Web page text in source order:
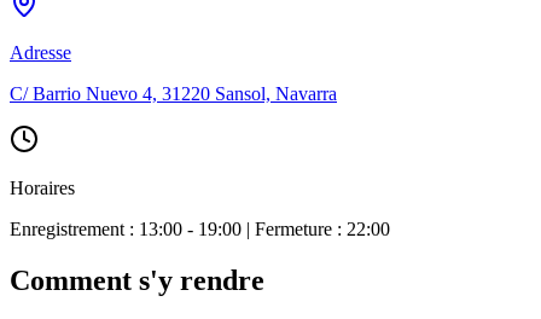
Adresse
C/ Barrio Nuevo 4, 31220 Sansol, Navarra
Horaires
Enregistrement : 13:00 - 19:00 | Fermeture : 22:00
Comment s'y rendre